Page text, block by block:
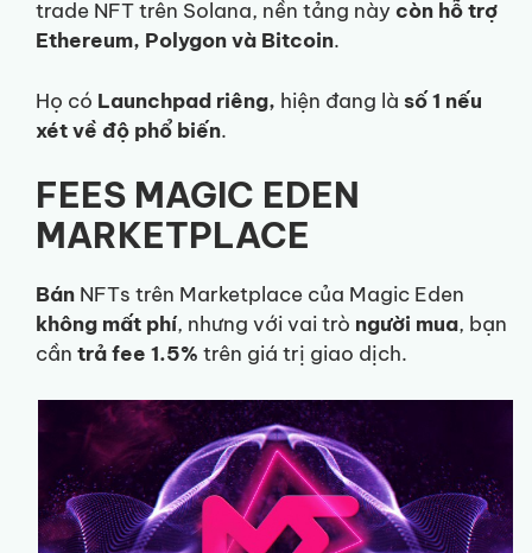
trade NFT trên Solana, nền tảng nàycòn hỗ trợ
Ethereum, Polygon và Bitcoin.
Họ có Launchpad riêng, hiện đang là số 1 nếu
xét về độ phổ biến.
FEES MAGIC EDEN
MARKETPLACE
Bán NFTs trên Marketplace của Magic Eden
không mất phí, nhưng với vai trò người mua, bạn
cần trả fee 1.5% trên giá trị giao dịch.